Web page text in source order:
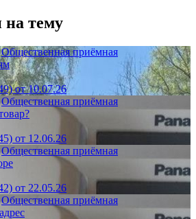
на тему
Общественная приёмная
от 10.07.26
Общественная приёмная
от 12.06.26
Общественная приёмная
от 22.05.26
Общественная приёмная